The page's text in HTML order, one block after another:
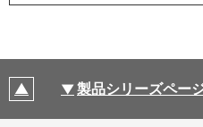
製品シリーズペー